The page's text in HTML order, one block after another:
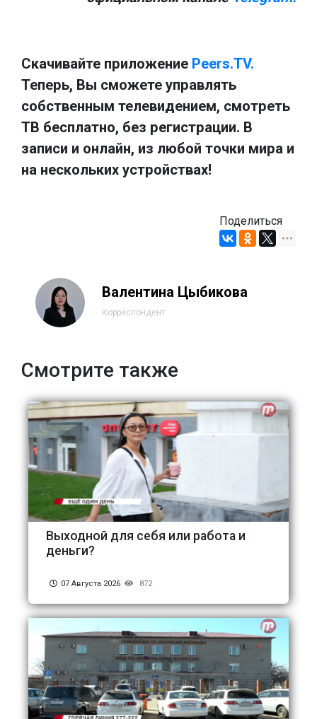
Скачивайте приложение Peers.TV.
Теперь, Вы сможете управлять
собственным телевидением, смотреть
ТВ бесплатно, без регистрации. В
записи и онлайн, из любой точки мира и
на нескольких устройствах!
Поделиться
Валентина Цыбикова
Корреспондент
Смотрите также
Выходной для себя или работа и
деньги?
07 Августа 2026 872